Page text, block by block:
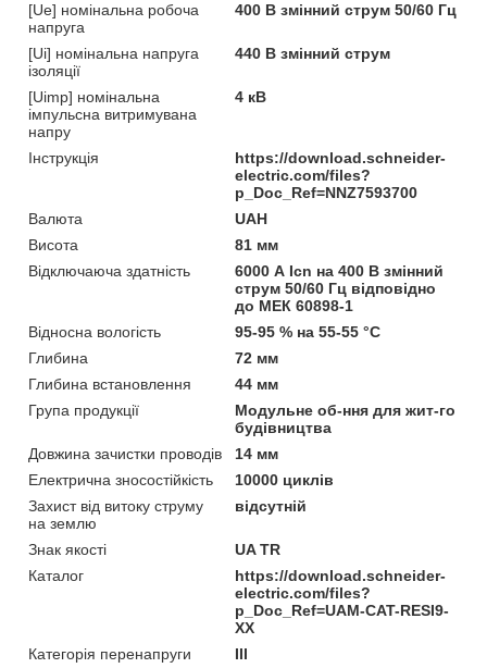
[Ue] номінальна робоча
напруга
400 В змінний струм 50/60 Гц
[Ui] номінальна напруга
ізоляції
440 В змінний струм
[Uimp] номінальна
імпульсна витримувана
напру
4 кВ
Інструкція
https://download.schneider-
electric.com/files?
p_Doc_Ref=NNZ7593700
Валюта
UAH
Висота
81 мм
Відключаюча здатність
6000 А Icn на 400 В змінний
струм 50/60 Гц відповідно
до МЕК 60898-1
Відносна вологість
95-95 % на 55-55 °C
Глибина
72 мм
Глибина встановлення
44 мм
Група продукції
Модульне об-ння для жит-го
будівництва
Довжина зачистки проводів
14 мм
Електрична зносостійкість
10000 циклів
Захист від витоку струму
на землю
відсутній
Знак якості
UA TR
Каталог
https://download.schneider-
electric.com/files?
p_Doc_Ref=UAM-CAT-RESI9-
XX
Категорія перенапруги
ІІІ